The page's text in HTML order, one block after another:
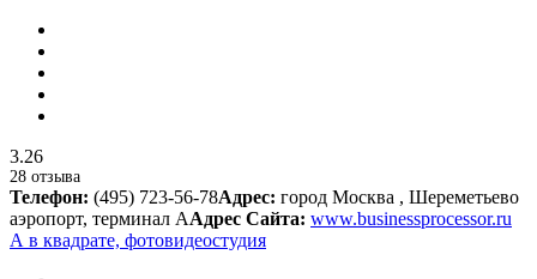
3.26
28 отзыва
Телефон: (495) 723-56-78Адрес: город Москва , Шереметьево
аэропорт, терминал AАдрес Сайта: www.businessprocessor.ru
А в квадрате, фотовидеостудия